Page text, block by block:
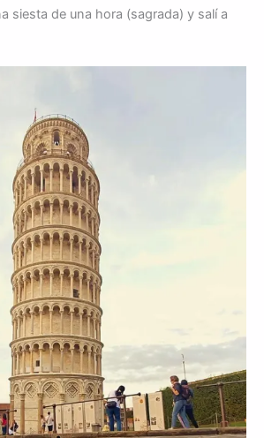
siesta de una hora (sagrada) y salí a